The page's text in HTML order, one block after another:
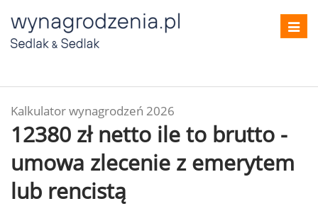
Kalkulator wynagrodzeń 2026
12380 zł netto ile to brutto -
umowa zlecenie z emerytem
lub rencistą